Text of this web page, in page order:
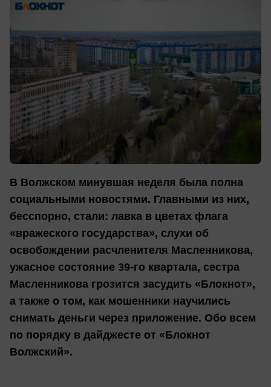
В Волжском минувшая неделя была полна
социальными новостями. Главными из них,
бесспорно, стали: лавка в цветах флага
«вражеского государства», слухи об
освобождении расчленителя Масленникова,
ужасное состояние 39-го квартала, сестра
Масленникова грозится засудить «Блокнот»,
а также о том, как мошенники научились
снимать деньги через приложение. Обо всем
по порядку в дайджесте от «Блокнот
Волжский».